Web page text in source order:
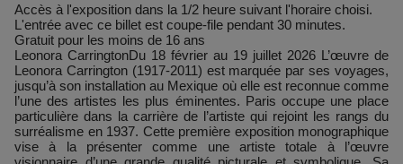
Accès à l'exposition dans la 1/2 heure suivant l'horaire choisi.
L'entrée avec ce billet est coupe-file pendant 30 minutes.
Gratuit pour les moins de 16 ans
Leonora CarringtonDu 18 février au 19 juillet 2026 L’œuvre de
Leonora Carrington (1917-2011) est marquée par ses voyages,
jusqu’à son installation au Mexique où elle est reconnue comme
l’une des artistes les plus éminentes. Paris occupe une place
particulière dans la carrière de l’artiste qui rejoint les rangs du
surréalisme en 1937. Cette première exposition monographique
vise à la présenter comme une artiste totale à l’œuvre